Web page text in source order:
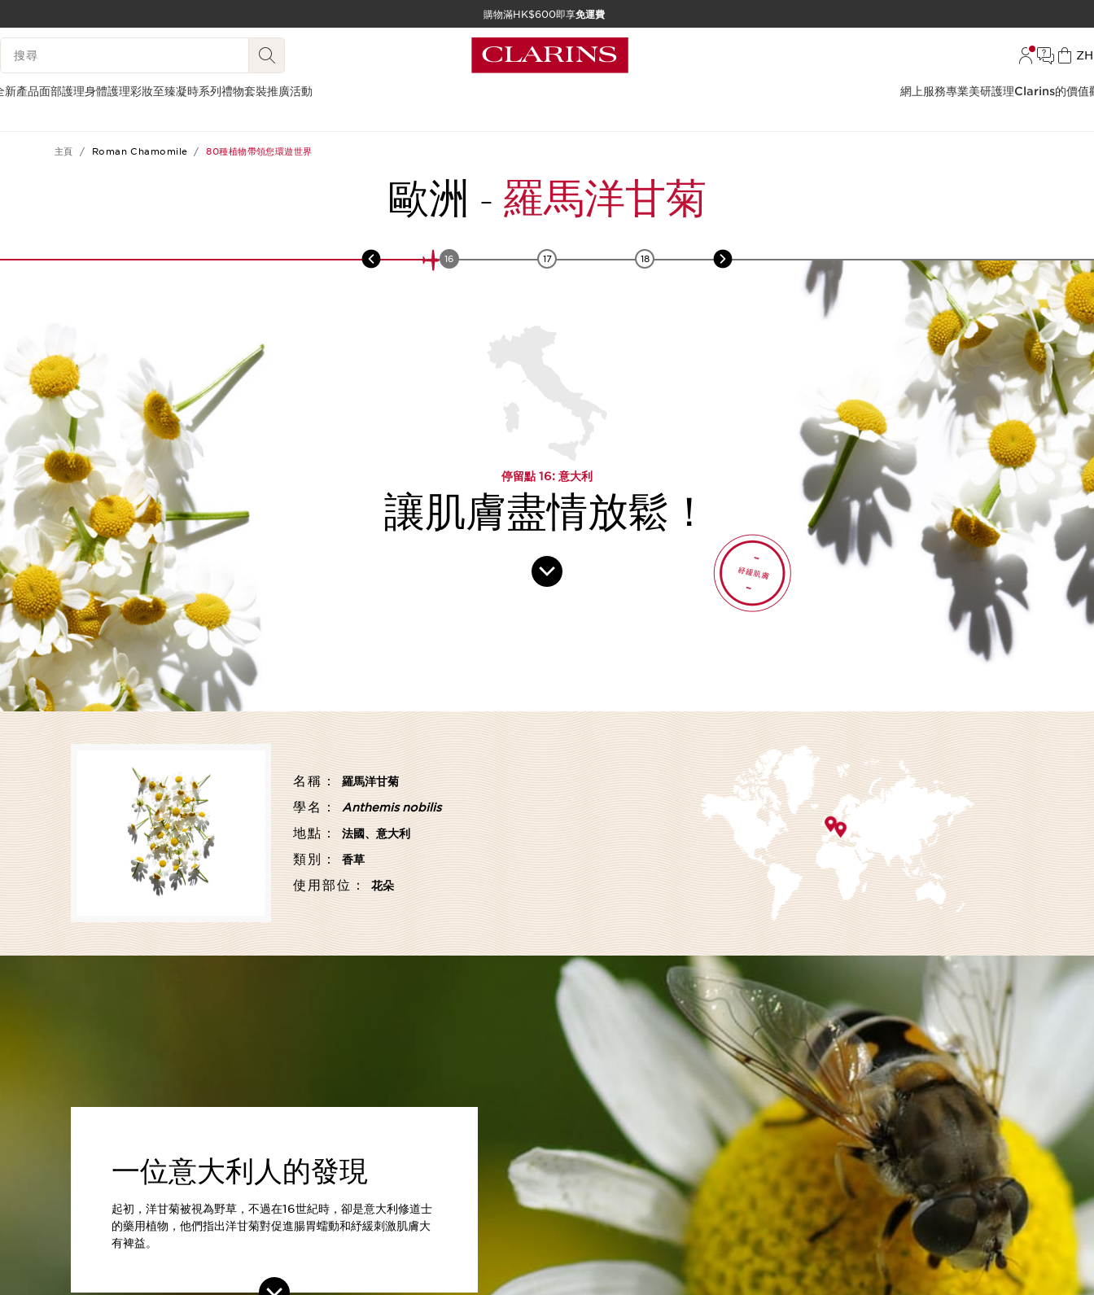
跳至內容
購物滿HK$600即享免運費
搜尋內容說明
語
ZH
新產品面部護理身體護理彩妝至臻凝時系列禮物套裝推廣活動 網上服務專業美研護理Clarins的價值
主頁 Roman Chamomile 80種植物帶領您環遊世界
歐洲 - 羅馬洋甘菊
12 13 14 15 16 17 18 19 20 21 22
停留點 16: 意大利
讓肌膚盡情放鬆！
名稱： 羅馬洋甘菊
學名： Anthemis nobilis
地點： 法國、意大利
類別： 香草
使用部位： 花朵
一位意大利人的發現
起初，洋甘菊被視為野草，不過在16世紀時，卻是意大利修道士
的藥用植物，他們指出洋甘菊對促進腸胃蠕動和紓緩刺激肌膚大
有裨益。